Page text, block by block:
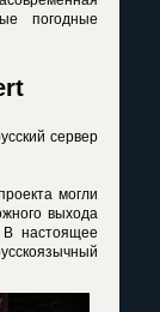
погодные
сервер
могли
выхода
настоящее